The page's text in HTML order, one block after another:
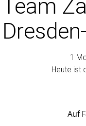
Team
1
Heute ist
Auf